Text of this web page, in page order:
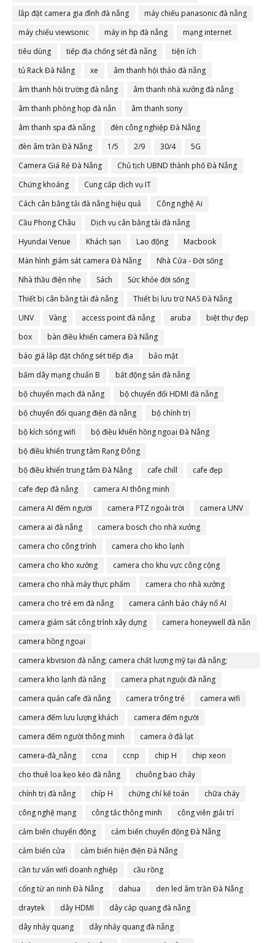
lắp đặt camera gia đình đà nẵng
máy chiếu panasonic đà nẵng
máy chiếu viewsonic
máy in hp đà nẵng
mạng internet
tiêu dùng
tiếp địa chống sét đà nẵng
tiện ích
tủ Rack Đà Nẵng
xe
âm thanh hội thảo đà nẵng
âm thanh hội trường đà nẵng
âm thanh nhà xưởng đà nẵng
âm thanh phòng họp đà nẵn
âm thanh sony
âm thanh spa đà nẵng
đèn công nghiệp Đà Nẵng
đèn âm trần Đà Nẵng
1/5 2/9 30/4
5G
Camera Giá Rẻ Đà Nẵng
Chủ tịch UBND thành phố Đà Nẵng
Chứng khoáng
Cung cấp dịch vụ IT
Cách cân bằng tải đà nẵng hiệu quả
Công nghệ Ai
Cầu Phong Châu
Dịch vụ cân bằng tải đà nẵng
Hyundai Venue
Khách sạn Lao động
Macbook
Màn hình giám sát camera Đà Nẵng
Nhà Cửa - Đời sống
Nhà thầu điện nhẹ
Sách
Sức khỏe đời sống
Thiết bị cân bằng tải đà nẵng
Thiết bị lưu trữ NAS Đà Nẵng
UNV
Vàng access point đà nẵng aruba
biệt thự đẹp
box
bàn điều khiển camera Đà Nẵng
báo giá lắp đặt chống sét tiếp địa
bảo mật
bấm dây mạng chuẩn B
bất động sản đà nẵng
bộ chuyển mạch đà nẵng
bộ chuyển đổi HDMI đà nẵng
bộ chuyển đổi quang điện đà nẵng
bộ chính trị
bộ kích sóng wifi
bộ điều khiển hồng ngoại Đà Nẵng
bộ điều khiển trung tâm Rạng Đông
bộ điều khiển trung tâm Đà Nẵng
cafe chill
cafe đẹp
cafe đẹp đà nẵng
camera AI thông minh
camera AI đếm người
camera PTZ ngoài trời
camera UNV
camera ai đà nẵng
camera bosch cho nhà xưởng
camera cho công trình
camera cho kho lạnh
camera cho kho xưởng
camera cho khu vực công cộng
camera cho nhà máy thực phẩm
camera cho nhà xưởng
camera cho trẻ em đà nẵng
camera cảnh báo cháy nổ AI
camera giám sát công trình xây dựng
camera honeywell đà nẵn
camera hồng ngoại
camera kbvision đà nẵng; camera chất lượng mỹ tại đà nẵng;
camera đà nẵng
camera kho lạnh đà nẵng
camera phạt nguội đà nẵng
camera quán cafe đà nẵng
camera trông trẻ
camera wifi
camera đếm lưu lượng khách
camera đếm người
camera đếm người thông minh
camera ở đà lạt
camera-đà_nẵng
ccna ccnp chip H
chip xeon
cho thuê loa kẹo kéo đà nẵng
chuông bao cháy
chính trị đà nẵng
chíp H chứng chỉ kế toán
chữa cháy
công nghệ mạng
công tắc thông minh
công viên giải trí
cảm biến chuyển động
cảm biến chuyển động Đà Nẵng
cảm biến cửa
cảm biến hiện điện Đà Nẵng
cần tư vấn wifi doanh nghiệp
cầu rồng
cổng từ an ninh Đà Nẵng
dahua
den led âm trần Đà Nẵng
draytek
dây HDMI
dây cáp quang đà nẵng
dây nhảy quang
dây nhảy quang đà nẵng